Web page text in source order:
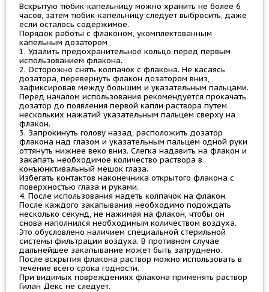
Вскрытую тюбик-капельницу можно хранить не более 6
часов, затем тюбик-капельницу следует выбросить, даже
если осталось содержимое.
Порядок работы с флаконом, укомплектованным
капельным дозатором
1. Удалить предохранительное кольцо перед первым
использованием флакона.
2. Осторожно снять колпачок с флакона. Не касаясь
дозатора, перевернуть флакон дозатором вниз,
зафиксировав между большим и указательным пальцами.
Перед началом использования рекомендуется прокачать
дозатор до появления первой капли раствора путем
нескольких нажатий указательным пальцем сверху на
флакон.
3. Запрокинуть голову назад, расположить дозатор
флакона над глазом и указательным пальцем одной руки
оттянуть нижнее веко вниз. Слегка надавить на флакон и
закапать необходимое количество раствора в
конъюнктивальный мешок глаза.
Избегать контактов наконечника открытого флакона с
поверхностью глаза и руками.
4. После использования надеть колпачок на флакон.
После каждого закапывания необходимо подождать
несколько секунд, не нажимая на флакон, чтобы он
снова наполнился необходимым количеством воздуха.
Это обусловлено наличием специальной стерильной
системы фильтрации воздуха. В противном случае
дальнейшее закапывание может быть затруднено.
После вскрытия флакона раствор можно использовать в
течение всего срока годности.
При видимых повреждениях флакона применять раствор
Гилан Декс не следует.